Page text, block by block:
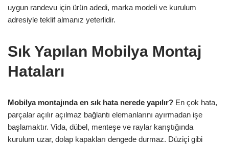
uygun randevu için ürün adedi, marka modeli ve kurulum
adresiyle teklif almanız yeterlidir.
Sık Yapılan Mobilya Montaj
Hataları
Mobilya montajında en sık hata nerede yapılır? En çok hata,
parçalar açılır açılmaz bağlantı elemanlarını ayırmadan işe
başlamaktır. Vida, dübel, menteşe ve raylar karıştığında
kurulum uzar, dolap kapakları dengede durmaz. Düziçi gibi